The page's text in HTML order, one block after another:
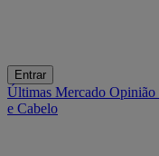
Entrar
Últimas Mercado Opinião
e Cabelo